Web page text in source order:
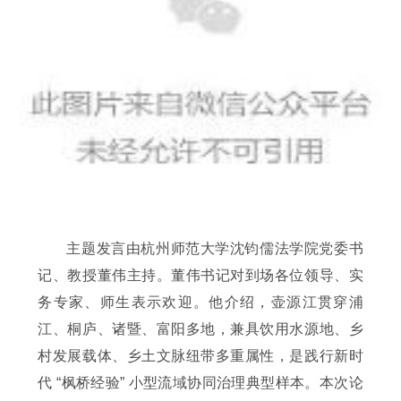
主题发言由杭州师范大学沈钧儒法学院党委书
记、教授董伟主持。董伟书记对到场各位领导、实
务专家、师生表示欢迎。他介绍，壶源江贯穿浦
江、桐庐、诸暨、富阳多地，兼具饮用水源地、乡
村发展载体、乡土文脉纽带多重属性，是践行新时
代 “枫桥经验” 小型流域协同治理典型样本。本次论